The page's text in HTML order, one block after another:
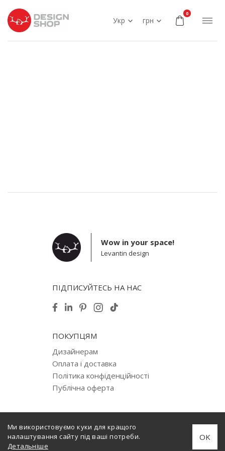
Укр грн
0
Wow in your space!
Levantin design
ПІДПИСУЙТЕСЬ НА НАС
ПОКУПЦЯМ
Дизайнерам
Оплата і доставка
Політика конфіденційності
Публічна оферта
© 2012–2026 Levantin design. Copyright. All Rights Reserved.
Ми використовуємо куки для кращого
налаштування сайту під ваші потреби.
Детальніше
OK